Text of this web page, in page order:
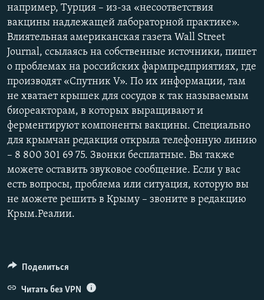
например, Турция – из-за «несоответствия
вакцины надлежащей лабораторной практике».
Влиятельная американская газета Wall Street
Journal, ссылаясь на собственные источники, пишет
о проблемах на российских фармпредприятиях, где
производят «Спутник V». По их информации, там
не хватает крышек для сосудов к так называемым
биореакторам, в которых выращивают и
ферментируют компоненты вакцины. Специально
для крымчан редакция открыла телефонную линию
– 8 800 301 69 75. Звонки бесплатные. Вы также
можете оставить звуковое сообщение. Если у вас
есть вопросы, проблема или ситуация, которую вы
не можете решить в Крыму – звоните в редакцию
Крым.Реалии.
Поделиться
Читать без VPN